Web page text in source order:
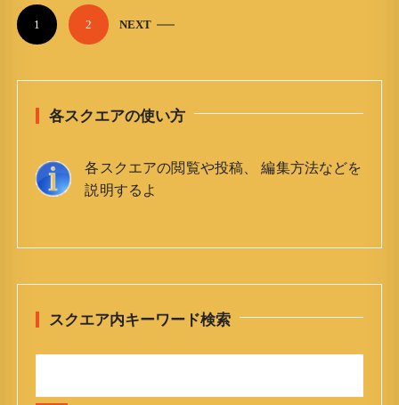
P
o
a
1 2 NEXT
各スクエアの使い方
各スクエアの閲覧や投稿、 編集方法などを
説明するよ
スクエア内キーワード検索